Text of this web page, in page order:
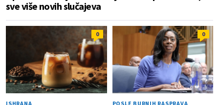
sve više novih slučajeva
0
ISHRANA
0
POSLE BURNIH RASPRAVA